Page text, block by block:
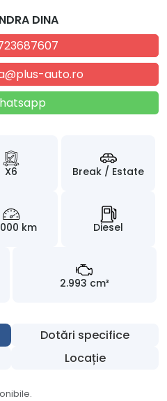
DINA
auto.ro
X6 Break / Estate
km Diesel
2.993 cm³
Dotări specifice
Locație